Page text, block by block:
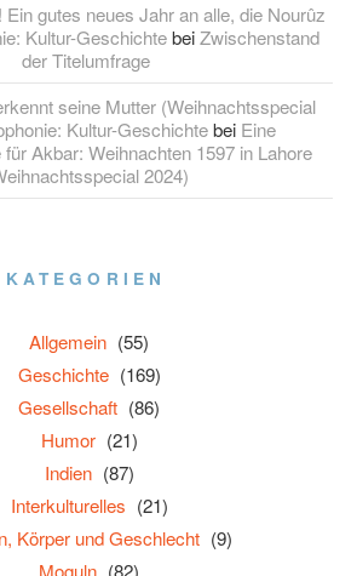
gutes neues Jahr an alle, die Nourûz
Kultur-GeschichtebeiZwischenstand
der Titelumfrage
seine Mutter (Weihnachtsspecial
Kultur-Geschichtebei Eine
Akbar: Weihnachten 1597 in Lahore
2024)
KATEGORIEN
Allgemein (55)
Geschichte (169)
Gesellschaft (86)
Humor (21)
Indien (87)
Interkulturelles (21)
Körper und Geschlecht (9)
Moguln (82)